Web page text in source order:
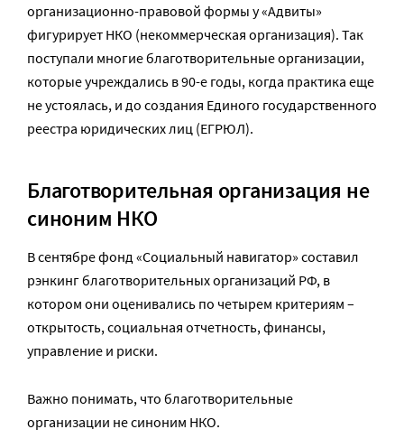
организационно-правовой формы у «Адвиты»
фигурирует НКО (некоммерческая организация). Так
поступали многие благотворительные организации,
которые учреждались в 90-е годы, когда практика еще
не устоялась, и до создания Единого государственного
реестра юридических лиц (ЕГРЮЛ).
Благотворительная организация не
синоним НКО
В сентябре фонд «Социальный навигатор» составил
рэнкинг благотворительных организаций РФ, в
котором они оценивались по четырем критериям –
открытость, социальная отчетность, финансы,
управление и риски.
Важно понимать, что благотворительные
организации не синоним НКО.